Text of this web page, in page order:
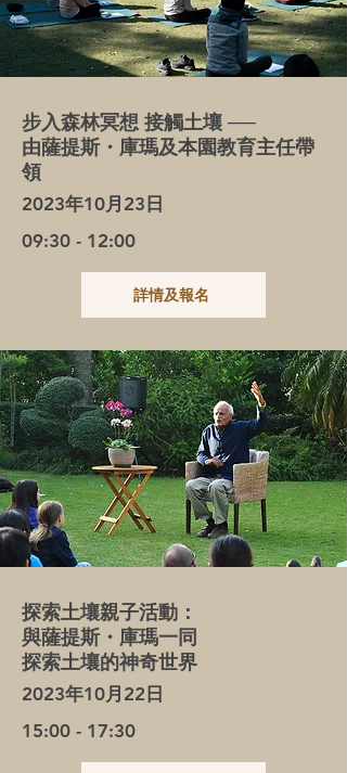
步入森林冥想 接觸土壤 ──
由薩提斯・庫瑪及本園教育主任帶
領
2023年10月23日
09:30 - 12:00
詳情及報名
探索土壤親子活動：
與薩提斯・庫瑪一同
探索土壤的神奇世界
2023年10月22日
15:00 - 17:30